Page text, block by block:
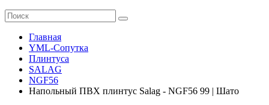
Главная
YML-Сопутка
Плинтуса
SALAG
NGF56
Напольный ПВХ плинтус Salag - NGF56 99 | Шато